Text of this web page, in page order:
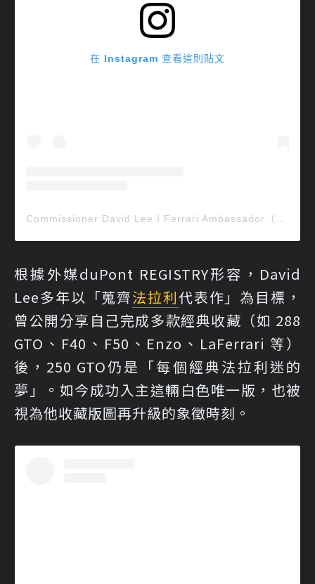
在 Instagram 查看這則貼文
根據外媒duPont REGISTRY形容，David
Lee多年以「蒐齊法拉利代表作」為目標，
曾公開分享自己完成多款經典收藏（如 288
GTO、F40、F50、Enzo、LaFerrari 等）
後，250 GTO仍是「每個經典法拉利迷的
夢」。如今成功入主這輛白色唯一版，也被
視為他收藏版圖再升級的象徵時刻。